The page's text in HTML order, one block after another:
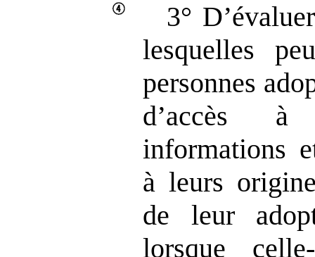
3°
lesquelles
personnes
d’accès à
informations
à leurs
de leur
lorsque